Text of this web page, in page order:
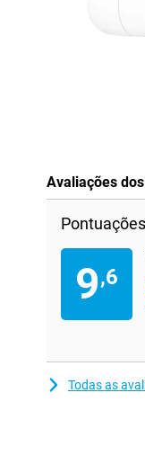
Avaliações
9,6
Todas as